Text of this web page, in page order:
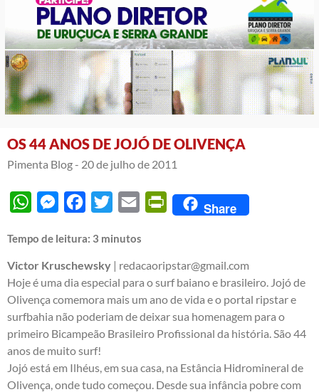
OS 44 ANOS DE JOJÓ DE OLIVENÇA
Pimenta Blog - 20 de julho de 2011
WhatsAppMessengerFacebook
Twitter Email PrintFriendly
Share
Tempo de leitura: 3 minutos
Victor Kruschewsky | redacaoripstar@gmail.com
Hoje é uma dia especial para o surf baiano e brasileiro. Jojó de
Olivença comemora mais um ano de vida e o portal ripstar e
surfbahia não poderiam de deixar sua homenagem para o
primeiro Bicampeão Brasileiro Profissional da história. São 44
anos de muito surf!
Jojó está em Ilhéus, em sua casa, na Estância Hidromineral de
Olivença, onde tudo começou. Desde sua infância pobre com